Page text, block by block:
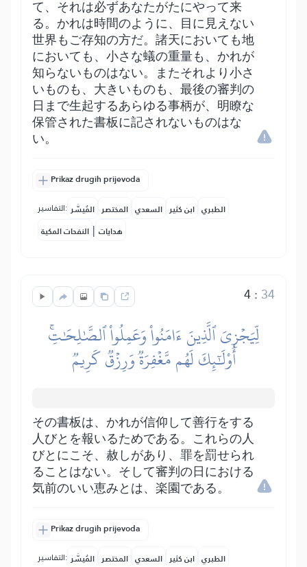
て、それは必ずあなたがたにやって来
る。かれは時間のように、目に見えない
世界もご存知の方だ。諸天においても地
においても、小さな蟻の重量も、かれが
知らないものはない。またそれより小さ
いものも、大きいものも、最後の審判の
日まで生起するあらゆる事柄が、明瞭な
保管された書板に記されないものはな
い。
Prikaz drugih prijevoda
التفاسير: المُيسَّر المختصر السعدي ابن كثير الطبري
النفحات المكية | هدايات
4: 34
لِّيَجۡزِيَ ٱلَّذِينَ ءَامَنُواْ وَعَمِلُواْ ٱلصَّٰلِحَٰتِۚ
أُوْلَٰٓئِكَ لَهُم مَّغۡفِرَةٞ وَرِزۡقٞ كَرِيمٞ
その書板は、かれが信仰して善行をする
人びとを報いるためである。これらの人
びとにこそ、赦しがあり、罪を罰せられ
ることはない。そして審判の日における
気前のいい恵みとは、楽園である。
Prikaz drugih prijevoda
التفاسير: المُيسَّر المختصر السعدي ابن كثير الطبري